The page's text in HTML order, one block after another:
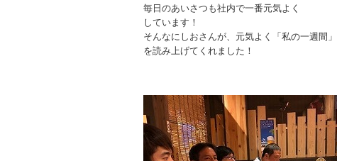
毎日のあいさつも社内で一番元気よく
しています！
そんなにしおさんが、元気よく「私の一週間」
を読み上げてくれました！